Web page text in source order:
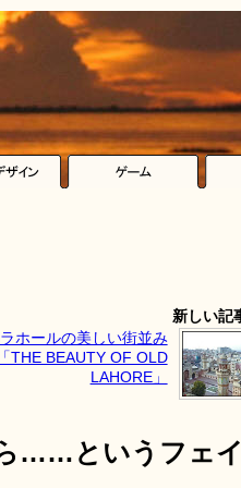
新しい記
ホールの美しい街並み
THE BEAUTY OF OLD
LAHORE」
……というフェ